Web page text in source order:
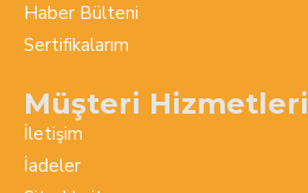
Haber Bülteni
Sertifikalarım
Müşteri Hizmetleri
İletişim
İadeler